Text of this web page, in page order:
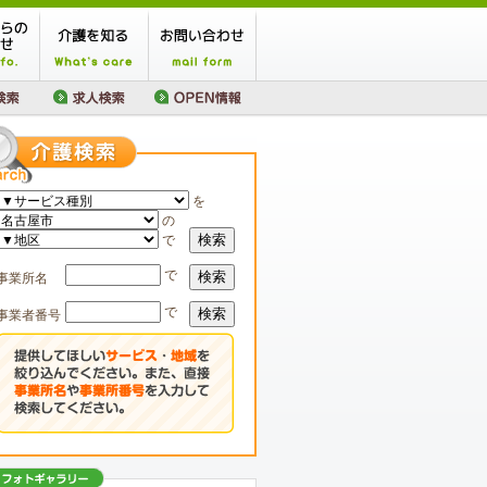
を
の
で
検索
業所名 で 検索
業者番号 で 検索